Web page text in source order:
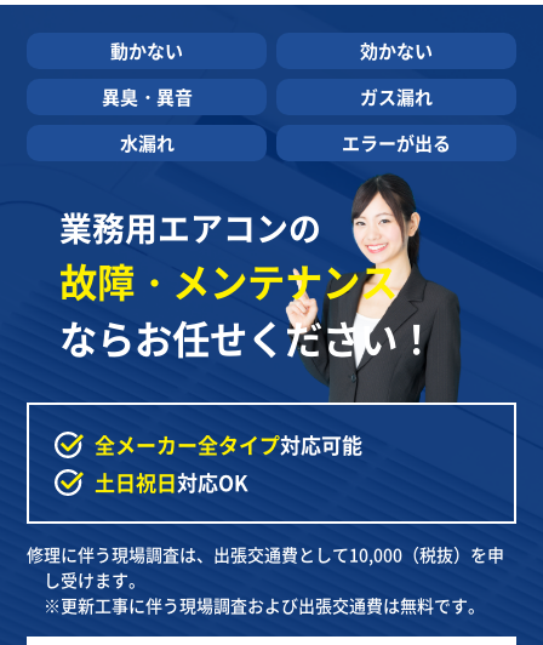
動かない
効かない
異臭・異音
ガス漏れ
水漏れ
エラーが出る
業務用エアコンの
故障・メンテナンス
ならお任せください！
全メーカー全タイプ対応可能
土日祝日対応OK
修理に伴う現場調査は、出張交通費として10,000（税抜）を申
し受けます。
※更新工事に伴う現場調査および出張交通費は無料です。